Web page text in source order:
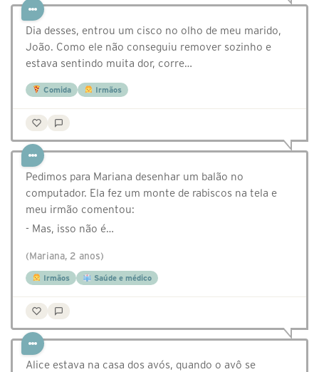
Dia desses, entrou um cisco no olho de meu marido,
João. Como ele não conseguiu remover sozinho e
estava sentindo muita dor, corre…
Comida Irmãos
Pedimos para Mariana desenhar um balão no
computador. Ela fez um monte de rabiscos na tela e
meu irmão comentou:
- Mas, isso não é…
(Mariana, 2 anos)
Irmãos Saúde e médico
Alice estava na casa dos avós, quando o avô se